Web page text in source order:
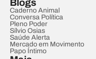
Blogs
Caderno Animal
Conversa Política
Pleno Poder
Sílvio Osias
Saúde Alerta
Mercado em Movimento
Papo Íntimo